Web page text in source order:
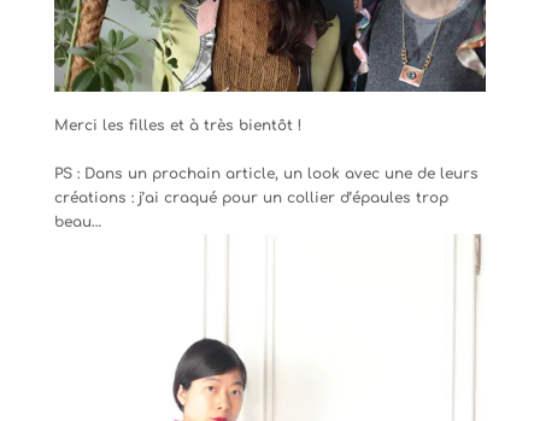
Merci les filles et à très bientôt !
PS : Dans un prochain article, un look avec une de leurs
créations : j’ai craqué pour un collier d’épaules trop
beau…